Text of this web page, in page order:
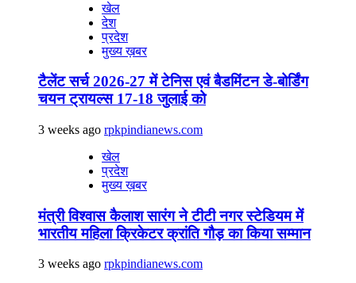
खेल
देश
प्रदेश
मुख्य ख़बर
टैलेंट सर्च 2026-27 में टेनिस एवं बैडमिंटन डे-बोर्डिंग
चयन ट्रायल्स 17-18 जुलाई को
3 weeks ago rpkpindianews.com
खेल
प्रदेश
मुख्य ख़बर
मंत्री विश्वास कैलाश सारंग ने टीटी नगर स्टेडियम में
भारतीय महिला क्रिकेटर क्रांति गौड़ का किया सम्मान
3 weeks ago rpkpindianews.com